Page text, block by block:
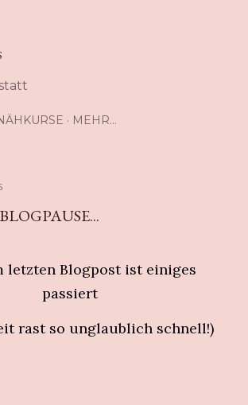
MEHR…
letzten Blogpost ist einiges
passiert
rast so unglaublich schnell!)